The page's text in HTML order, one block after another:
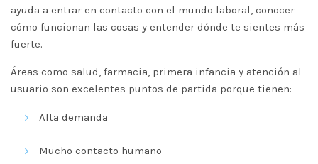
ayuda a entrar en contacto con el mundo laboral, conocer
cómo funcionan las cosas y entender dónde te sientes más
fuerte.
Áreas como salud, farmacia, primera infancia y atención al
usuario son excelentes puntos de partida porque tienen:
Alta demanda
Mucho contacto humano